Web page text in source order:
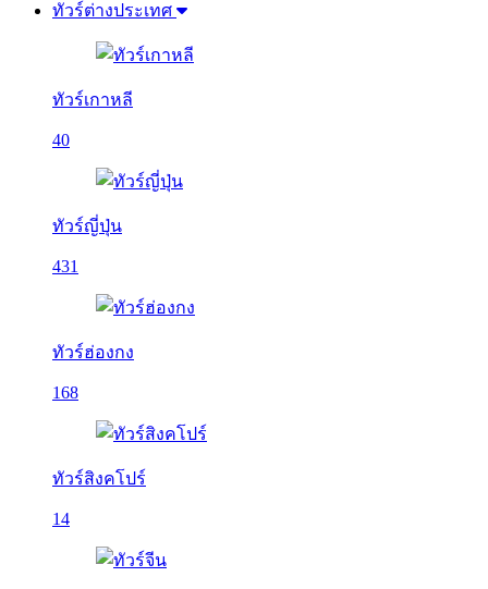
ทัวร์ต่างประเทศ
ทัวร์เกาหลี
40
ทัวร์ญี่ปุ่น
431
ทัวร์ฮ่องกง
168
ทัวร์สิงคโปร์
14